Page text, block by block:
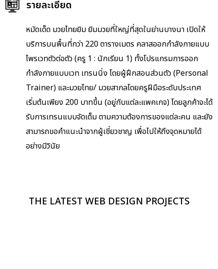
รายละเอียด
หมัดเด็ด มวยไทยยิม ยิมมวยที่ใหญ่ที่สุดในย่านบางนา เปิดให้
บริการบนพื้นที่กว่า 220 ตารางเมตร คลาสออกกำลังกายแบบ
ไพรเวทตัวต่อตัว (ครู 1 : นักเรียน 1) ทั้งโปรแกรมการออก
กำลังกายแบบเวท เทรนนิ่ง โดยผู้ฝึกสอนส่วนตัว (Personal
Trainer) และมวยไทย/ มวยสากลโดยครูฝีมือระดับประเทศ
เริ่มต้นเพียง 200 บาทขึ้น (อยู่กับแต่ละแพคเกจ) โดยลูกค้าจะได้
รับการเทรนแบบจัดเต็ม ตามความต้องการของแต่ละคน และยัง
สามารถขอคำแนะนำจากผู้เชี่ยวชาญ เพื่อไปให้ถึงจุดหมายได้
อย่างมีวินัย​
THE LATEST WEB DESIGN PROJECTS